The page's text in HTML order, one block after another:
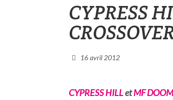
CYPRESS
16 avril 2012
CYPRESS HILLetMF DOOM